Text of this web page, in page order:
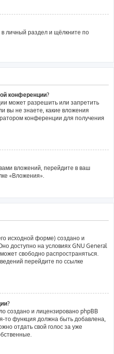
личный раздел и щёлкните по
конференции?
может разрешить или запретить
вы не знаете, какие вложения
конференции для получения
вложений, перейдите в ваш
«Вложения».
исходной форме) создано и
доступно на условиях GNU General
свободно распространяться.
перейдите по ссылке
создано и лицензировано phpBB
то функция должна быть добавлена,
отдать свой голос за уже